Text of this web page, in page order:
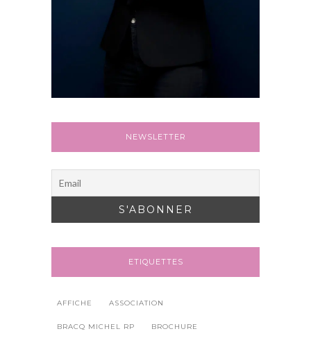
NEWSLETTER
ETIQUETTES
AFFICHE ASSOCIATION
BRACQ MICHEL RP BROCHURE